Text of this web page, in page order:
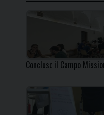
Concluso il Campo